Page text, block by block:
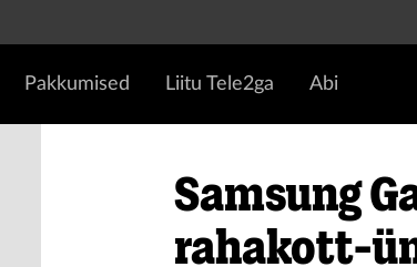
Pakkumised Liitu Tele2ga Abi
Samsung
rahakott-